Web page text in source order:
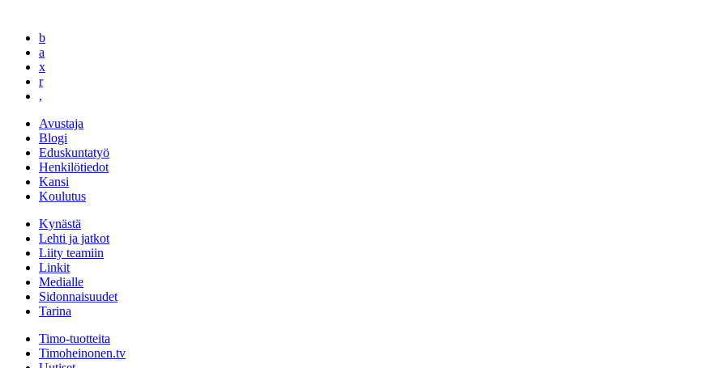
b
a
x
r
,
Avustaja
Blogi
Eduskuntatyö
Henkilötiedot
Kansi
Koulutus
Kynästä
Lehti ja jatkot
Liity teamiin
Linkit
Medialle
Sidonnaisuudet
Tarina
Timo-tuotteita
Timoheinonen.tv